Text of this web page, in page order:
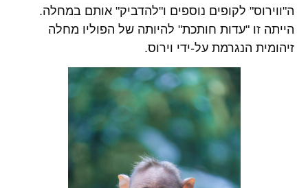
ה"ווירוס" לקופים נוספים ו"להדביק" אותם במחלה.
הייתה זו "עדות חותכת" להיותה של הפוליו מחלה
זיהומית הנגרמת על-ידי וירוס.